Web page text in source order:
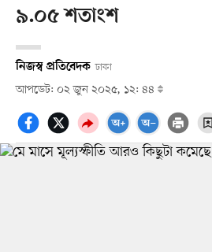
৯.০৫ শতাংশ
নিজস্ব প্রতিবেদক ঢাকা
আপডেট: ০২ জুন ২০২৫, ১২: ৪৪